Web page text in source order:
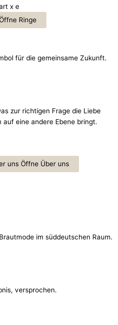
Ringe
für die gemeinsame Zukunft.
zur richtigen Frage die Liebe
auf eine andere Ebene bringt.
uns Öffne Über uns
im süddeutschen Raum.
versprochen.